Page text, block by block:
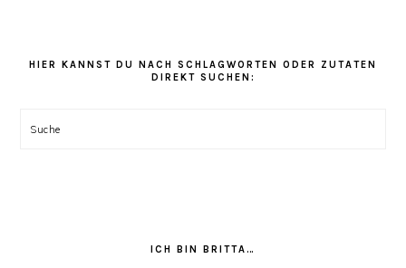
Kategorien
HIER KANNST DU NACH SCHLAGWORTEN ODER ZUTATEN
DIREKT SUCHEN:
Suche
ICH BIN BRITTA…